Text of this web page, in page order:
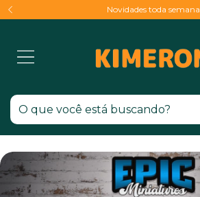
Novidades toda semana